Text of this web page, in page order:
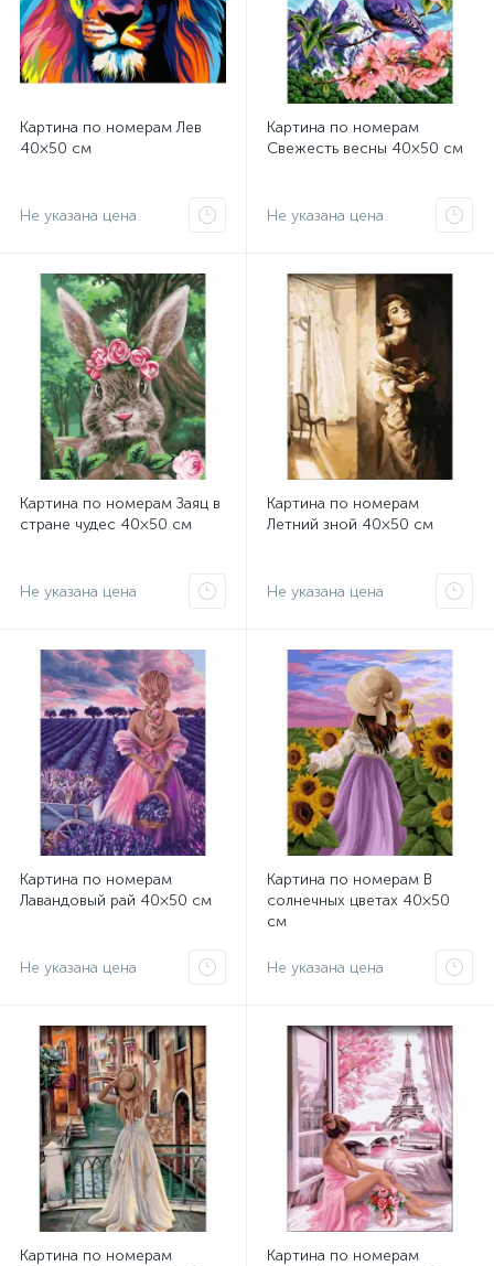
Картина по номерам Лев
40×50 см
Не указана цена
Картина по номерам
Свежесть весны 40×50 см
Не указана цена
Картина по номерам Заяц в
стране чудес 40×50 см
Не указана цена
Картина по номерам
Летний зной 40×50 см
Не указана цена
Картина по номерам
Лавандовый рай 40×50 см
Не указана цена
Картина по номерам В
солнечных цветах 40×50
см
Не указана цена
Картина по номерам
Картина по номерам